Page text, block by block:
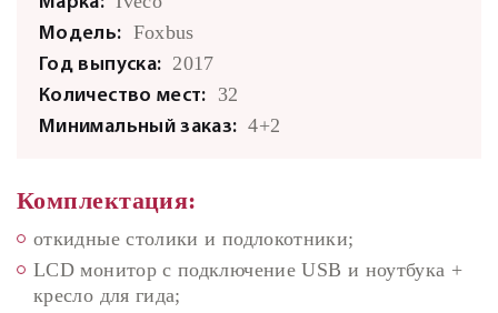
Модель: Foxbus
Год выпуска: 2017
Количество мест: 32
Минимальный заказ: 4+2
Комплектация:
откидные столики и подлокотники;
LCD монитор с подключение USB и ноутбука +
кресло для гида;